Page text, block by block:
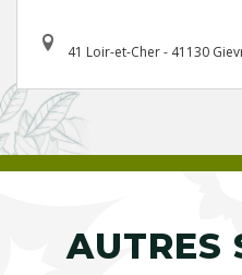
41 Loir-et-Cher - 41130
AUTRES